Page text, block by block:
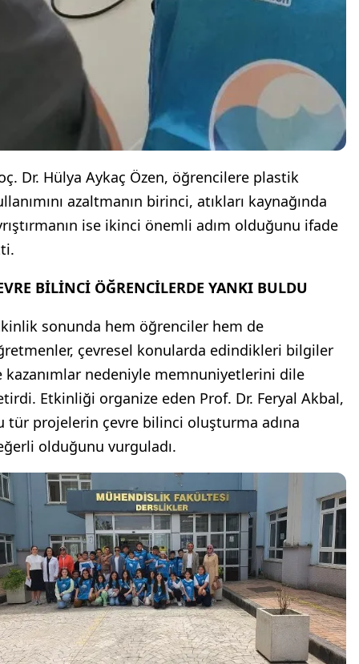
Dr. Hülya Aykaç Özen, öğrencilere plastik
azaltmanın birinci, atıkları kaynağında
ise ikinci önemli adım olduğunu ifade
BİLİNCİ ÖĞRENCİLERDE YANKI BULDU
sonunda hem öğrenciler hem de
çevresel konularda edindikleri bilgiler
kazanımlar nedeniyle memnuniyetlerini dile
Etkinliği organize eden Prof. Dr. Feryal Akbal,
tür projelerin çevre bilinci oluşturma adına
olduğunu vurguladı.